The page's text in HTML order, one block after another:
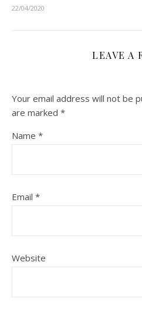
22/04/2020
LEAVE A
Your email address will not be
are marked *
Name *
Email *
Website